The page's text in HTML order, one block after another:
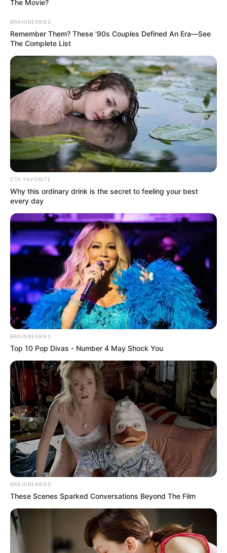
The Movie?
BRAINBERRIES
Remember Them? These '90s Couples Defined An Era—See
The Complete List
CTA FAVORITE
Why this ordinary drink is the secret to feeling your best
every day
BRAINBERRIES
Top 10 Pop Divas - Number 4 May Shock You
BRAINBERRIES
These Scenes Sparked Conversations Beyond The Film